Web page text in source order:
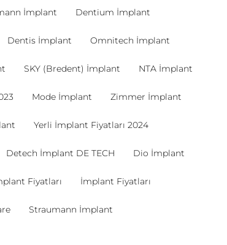
İmplant Dentium İmplant
Dentis İmplant Omnitech İmplant
SKY (Bredent) İmplant NTA İmplant
Mode İmplant Zimmer İmplant
Yerli İmplant Fiyatları 2024
Detech İmplant DE TECH Dio İmplant
Fiyatları İmplant Fiyatları
Straumann İmplant